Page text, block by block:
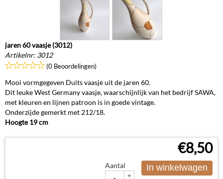
jaren 60 vaasje (3012)
Artikelnr: 3012
(0 Beoordelingen)
Mooi vormgegeven Duits vaasje uit de jaren 60.
Dit leuke West Germany vaasje, waarschijnlijk van het bedrijf SAWA,
met kleuren en lijnen patroon is in goede vintage.
Onderzijde gemerkt met 212/18.
Hoogte 19 cm
€8,50
Aantal
+
In winkelwagen